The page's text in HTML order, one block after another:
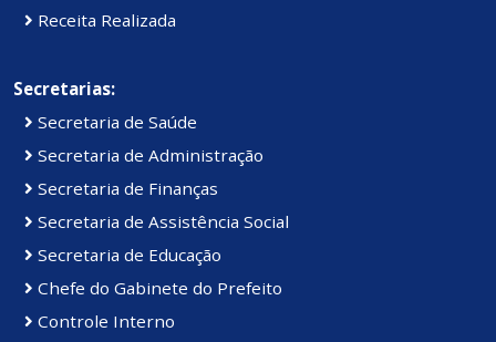
Receita Realizada
Secretarias:
Secretaria de Saúde
Secretaria de Administração
Secretaria de Finanças
Secretaria de Assistência Social
Secretaria de Educação
Chefe do Gabinete do Prefeito
Controle Interno